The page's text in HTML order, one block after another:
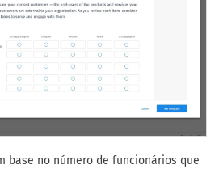
base no número de funcionários que